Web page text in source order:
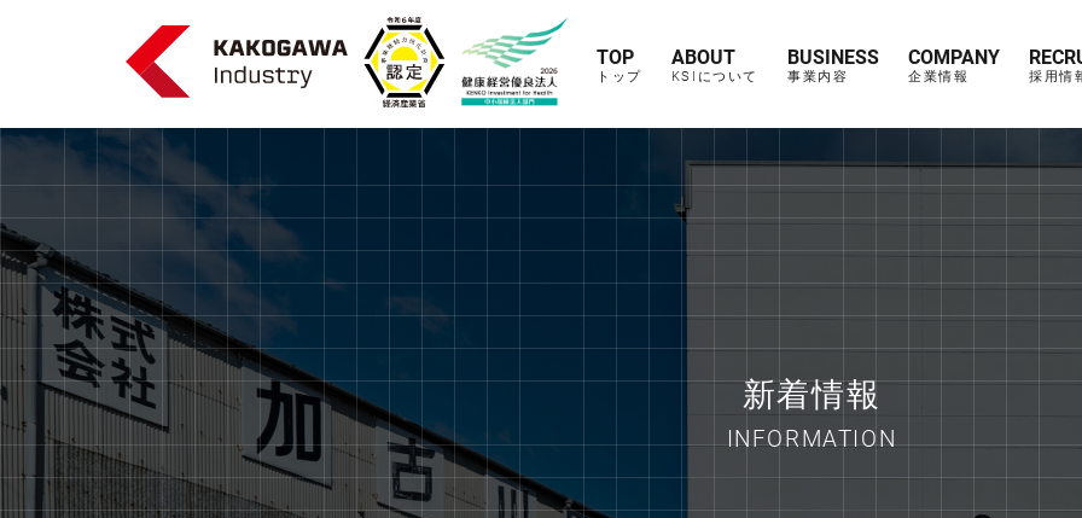
トップ
TOP
KSIについて
ABOUT
事業内容
BUSINESS
企業情報
COMPANY
採用情
新着情報
INFORMATION